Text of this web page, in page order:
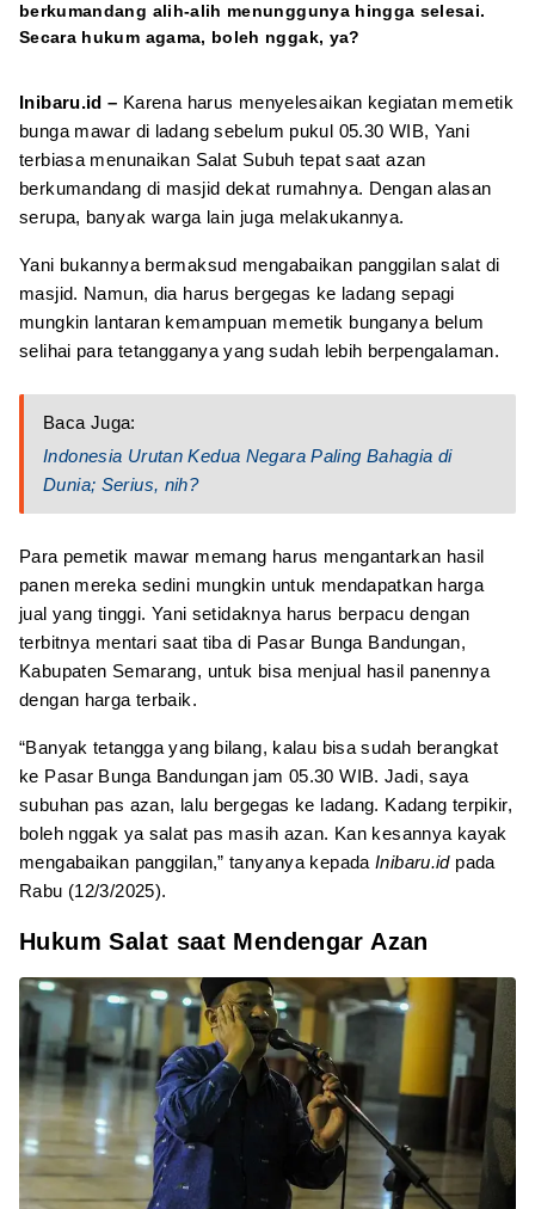
berkumandang alih-alih menunggunya hingga selesai.
Secara hukum agama, boleh nggak, ya?
Inibaru.id – Karena harus menyelesaikan kegiatan memetik
bunga mawar di ladang sebelum pukul 05.30 WIB, Yani
terbiasa menunaikan Salat Subuh tepat saat azan
berkumandang di masjid dekat rumahnya. Dengan alasan
serupa, banyak warga lain juga melakukannya.
Yani bukannya bermaksud mengabaikan panggilan salat di
masjid. Namun, dia harus bergegas ke ladang sepagi
mungkin lantaran kemampuan memetik bunganya belum
selihai para tetangganya yang sudah lebih berpengalaman.
Baca Juga:
Indonesia Urutan Kedua Negara Paling Bahagia di
Dunia; Serius, nih?
Para pemetik mawar memang harus mengantarkan hasil
panen mereka sedini mungkin untuk mendapatkan harga
jual yang tinggi. Yani setidaknya harus berpacu dengan
terbitnya mentari saat tiba di Pasar Bunga Bandungan,
Kabupaten Semarang, untuk bisa menjual hasil panennya
dengan harga terbaik.
“Banyak tetangga yang bilang, kalau bisa sudah berangkat
ke Pasar Bunga Bandungan jam 05.30 WIB. Jadi, saya
subuhan pas azan, lalu bergegas ke ladang. Kadang terpikir,
boleh nggak ya salat pas masih azan. Kan kesannya kayak
mengabaikan panggilan,” tanyanya kepada Inibaru.id pada
Rabu (12/3/2025).
Hukum Salat saat Mendengar Azan